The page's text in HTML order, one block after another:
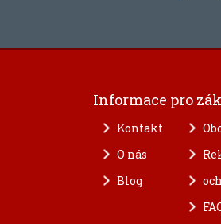
Informace pro
Kontakt
O nás
Blog